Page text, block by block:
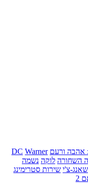
אהבה ורעם DC Warner
השחורה לוקה נשמה
שאנג-צ'י שירות סטרימינג
2